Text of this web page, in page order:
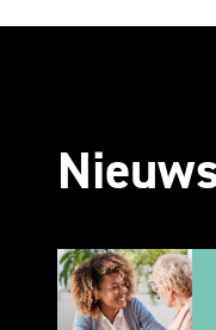
Lees meer